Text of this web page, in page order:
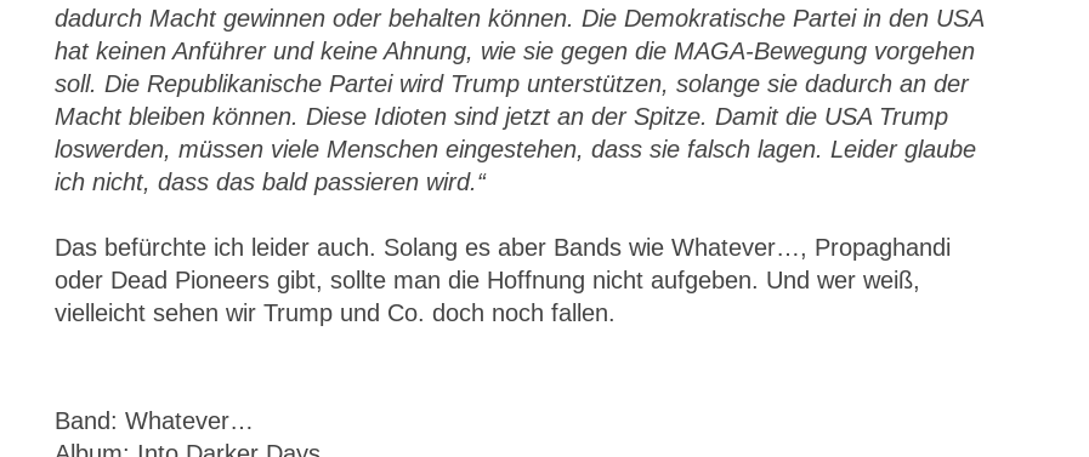
dadurch Macht gewinnen oder behalten können. Die Demokratische Partei in den USA
hat keinen Anführer und keine Ahnung, wie sie gegen die MAGA-Bewegung vorgehen
soll. Die Republikanische Partei wird Trump unterstützen, solange sie dadurch an der
Macht bleiben können. Diese Idioten sind jetzt an der Spitze. Damit die USA Trump
loswerden, müssen viele Menschen eingestehen, dass sie falsch lagen. Leider glaube
ich nicht, dass das bald passieren wird.“
Das befürchte ich leider auch. Solang es aber Bands wie Whatever…, Propaghandi
oder Dead Pioneers gibt, sollte man die Hoffnung nicht aufgeben. Und wer weiß,
vielleicht sehen wir Trump und Co. doch noch fallen.
Band: Whatever…